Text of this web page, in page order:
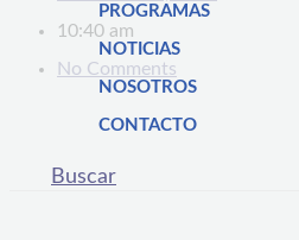
PROGRAMAS
NOTICIAS
NOSOTROS
CONTACTO
Buscar
10:40 am
No Comments